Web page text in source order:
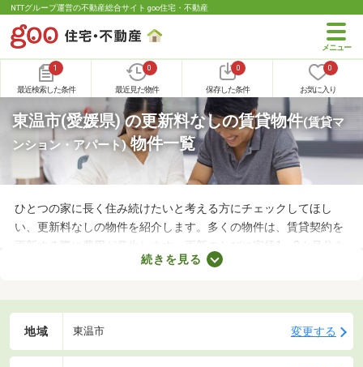
NTTグループ運営の不動産総合サイト goo住宅・不動産
1
最近検索した条件
0
最近見た物件
0
保存した条件
0
お気に入り
東温市(愛媛県) の更新料なしの賃貸物件(賃貸マ
ンション・アパート)物件一覧
ひとつの家に長く住み続けたいと考える方にチェックしてほし
い、更新料なしの物件を紹介します。多くの物件は、賃貸契約を
更新する際に費用が発生します。更新のたびに家賃1～2カ月分を
支払わなければならないので、支出が増える点がデメリットだと
お気に入りのお部屋に長く住めますよ。
続きを見る
地域 東温市 変更する